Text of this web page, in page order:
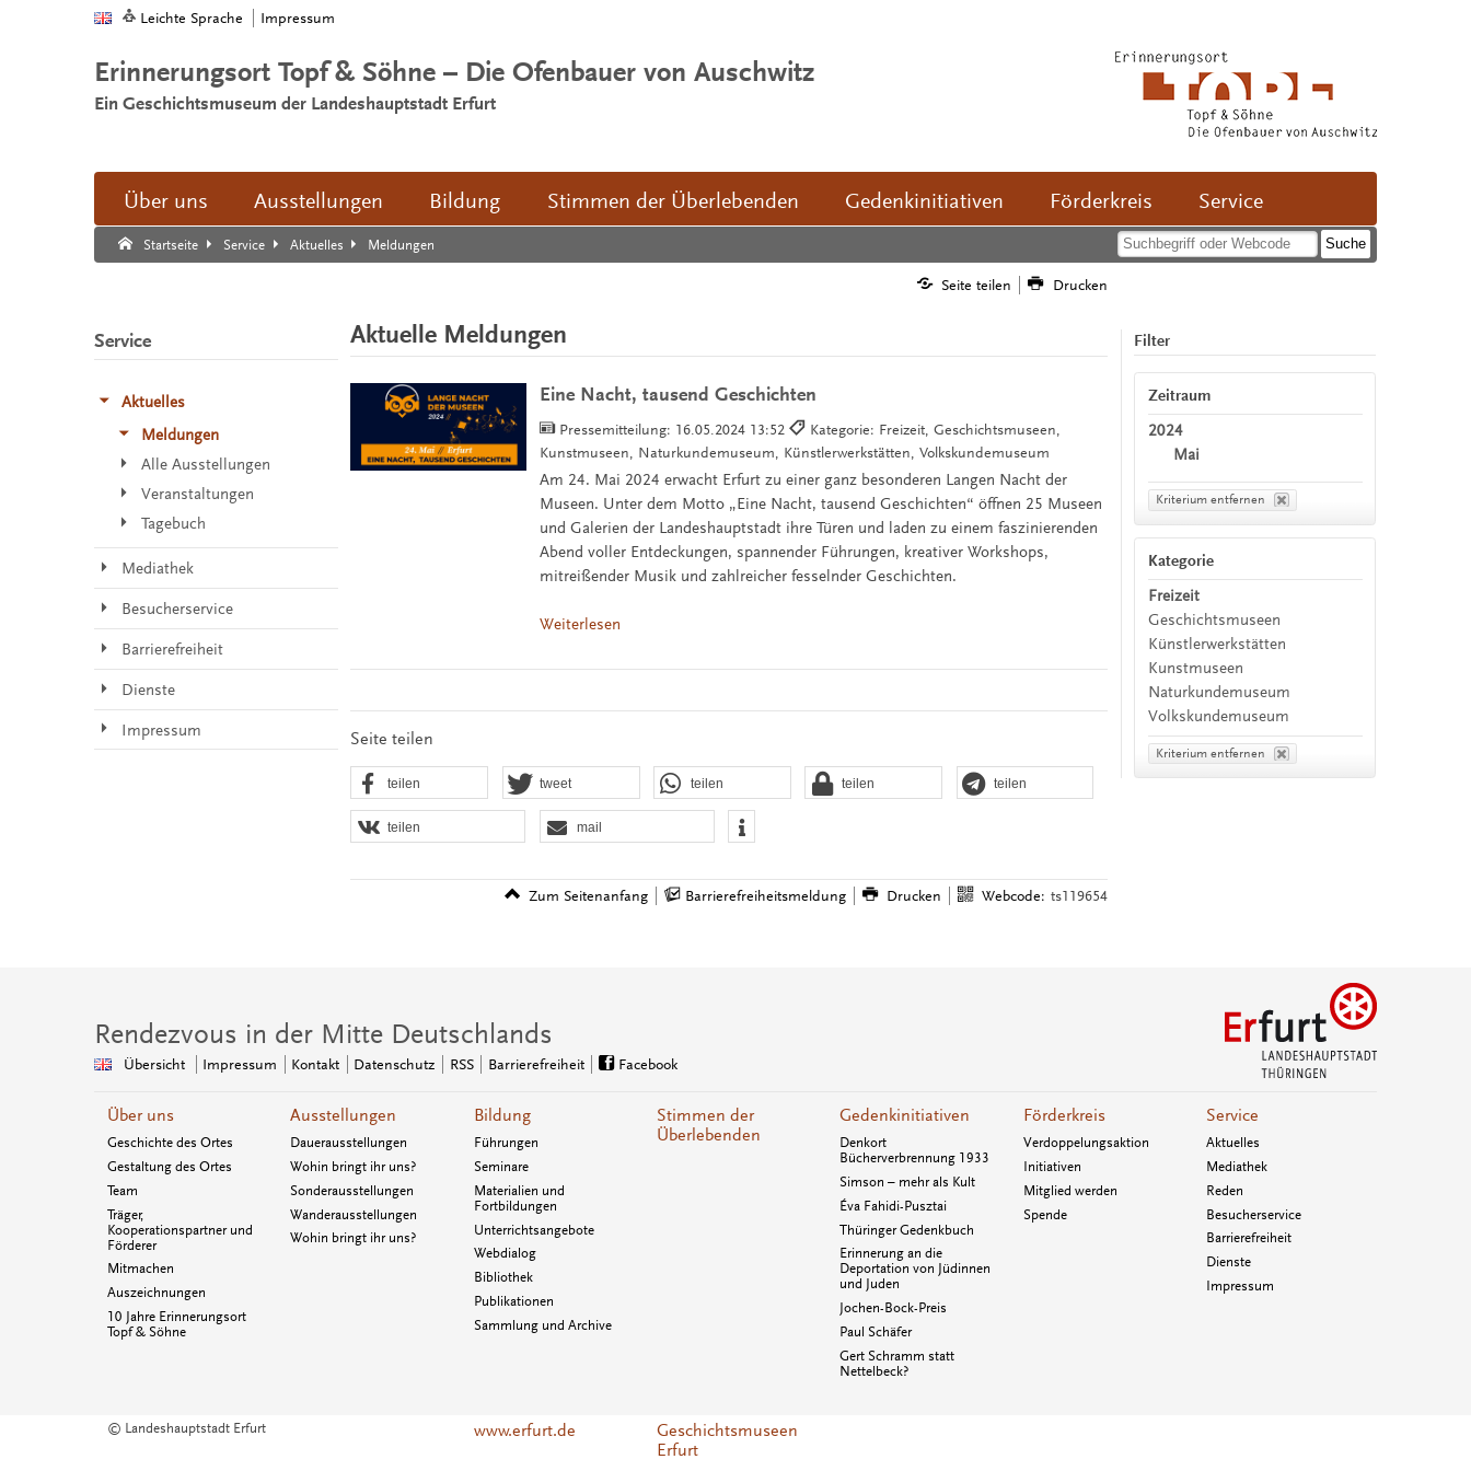
Leichte Sprache Impressum
Erinnerungsort Topf & Söhne – Die Ofenbauer von Auschwitz
Ein Geschichtsmuseum der Landeshauptstadt Erfurt
Über uns Ausstellungen Bildung Stimmen der Überlebenden Gedenkinitiativen Förderkreis Service
Startseite Service Aktuelles Meldungen
Suche:
Suche Ende.
Seite teilen Drucken
Aktuelle Meldungen
Eine Nacht, tausend Geschichten
Pressemitteilung: 16.05.2024 13:52
Kategorie: Freizeit, Geschichtsmuseen,
Kunstmuseen, Naturkundemuseum, Künstlerwerkstätten, Volkskundemuseum
Am 24. Mai 2024 erwacht Erfurt zu einer ganz besonderen Langen Nacht der
Museen. Unter dem Motto „Eine Nacht, tausend Geschichten“ öffnen 25 Museen
und Galerien der Landeshauptstadt ihre Türen und laden zu einem faszinierenden
Abend voller Entdeckungen, spannender Führungen, kreativer Workshops,
mitreißender Musik und zahlreicher fesselnder Geschichten.
Weiterlesen
Seite teilen
teilen tweet teilen teilen teilen
teilen mail
Zum Seitenanfang Barrierefreiheitsmeldung Drucken Webcode: ts119654
Filter
Zeitraum
2024
Mai
Kriterium entfernen
Kategorie
Freizeit
Geschichtsmuseen
Künstlerwerkstätten
Kunstmuseen
Naturkundemuseum
Volkskundemuseum
Kriterium entfernen
Service
Aktuelles
Meldungen
Alle Ausstellungen
Veranstaltungen
Tagebuch
Mediathek
Besucherservice
Barrierefreiheit
Dienste
Impressum
Rendezvous in der Mitte Deutschlands
Übersicht Impressum Kontakt Datenschutz RSS Barrierefreiheit Facebook
Über uns
Geschichte des Ortes
Gestaltung des Ortes
Team
Träger,
Kooperationspartner und
Förderer
Mitmachen
Auszeichnungen
10 Jahre Erinnerungsort
Topf & Söhne
Ausstellungen
Dauerausstellungen
Wohin bringt ihr uns?
Sonderausstellungen
Wanderausstellungen
Wohin bringt ihr uns?
Bildung
Führungen
Seminare
Materialien und
Fortbildungen
Unterrichtsangebote
Webdialog
Bibliothek
Publikationen
Sammlung und Archive
Stimmen der
Überlebenden
Gedenkinitiativen
Denkort
Bücherverbrennung 1933
Simson – mehr als Kult
Éva Fahidi-Pusztai
Thüringer Gedenkbuch
Erinnerung an die
Deportation von Jüdinnen
und Juden
Jochen-Bock-Preis
Paul Schäfer
Gert Schramm statt
Nettelbeck?
Förderkreis
Verdoppelungsaktion
Initiativen
Mitglied werden
Spende
Service
Aktuelles
Mediathek
Reden
Besucherservice
Barrierefreiheit
Dienste
Impressum
© Landeshauptstadt Erfurt www.erfurt.de
Geschichtsmuseen
Erfurt